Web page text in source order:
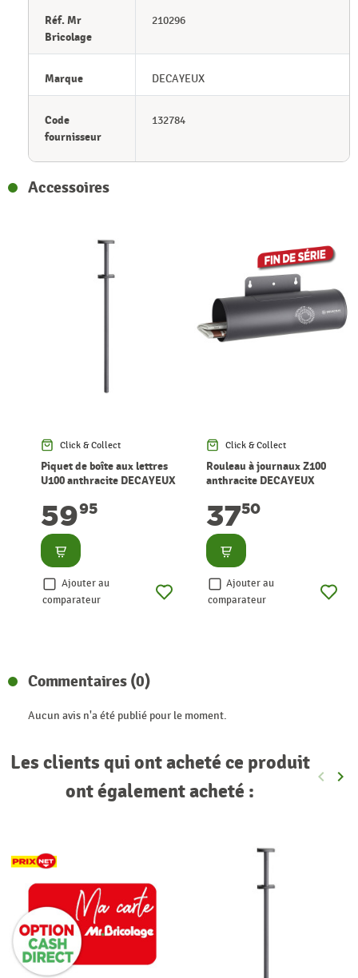
Réf. Mr
Bricolage
210296
Marque DECAYEUX
Code
fournisseur
132784
Accessoires
Click & Collect
Piquet de boîte aux lettres
U100 anthracite DECAYEUX
5995
Consulter
Ajouter au
comparateur
Click & Collect
Rouleau à journaux Z100
anthracite DECAYEUX
3750
Consulter
Ajouter au
comparateur
Commentaires (0)
Aucun avis n'a été publié pour le moment.
Les clients qui ont acheté ce produit
ont également acheté :
keyboard_arrow_left keyboard_arrow_right